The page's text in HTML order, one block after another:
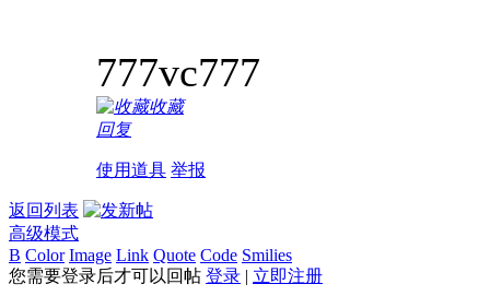
777vc777
收藏
回复
使用道具 举报
返回列表
高级模式
B Color Image Link Quote Code Smilies
您需要登录后才可以回帖 登录 | 立即注册